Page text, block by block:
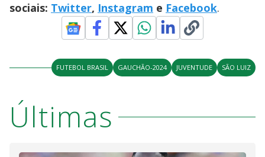
sociais: Twitter, Instagram e Facebook.
FUTEBOL BRASIL GAUCHÃO-2024 JUVENTUDE SÃO LUIZ
Últimas